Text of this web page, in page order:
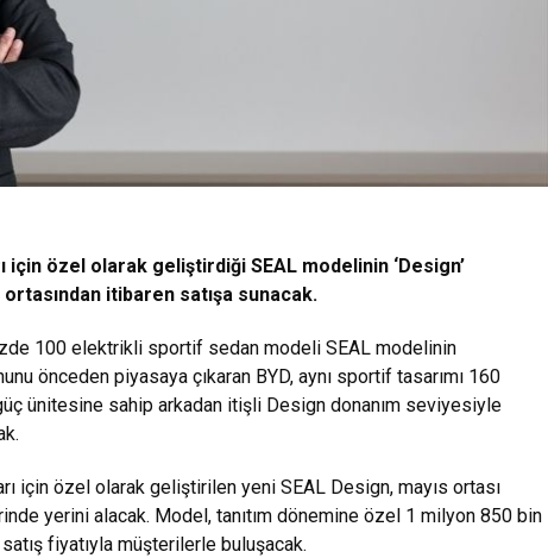
için özel olarak geliştirdiği SEAL modelinin ‘Design’
itibaren satışa sunacak.
100 elektrikli sportif sedan modeli SEAL modelinin
önceden piyasaya çıkaran BYD, aynı sportif tasarımı 160
ünitesine sahip arkadan itişli Design donanım seviyesiyle
için özel olarak geliştirilen yeni SEAL Design, mayıs ortası
yerini alacak. Model, tanıtım dönemine özel 1 milyon 850 bin
fiyatıyla müşterilerle buluşacak.